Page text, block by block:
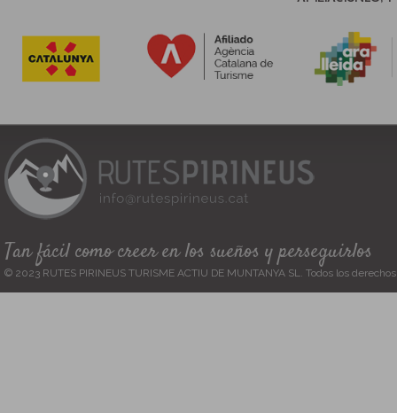
Tan fácil como creer en los sueños y perseguirlos
© 2023 RUTES PIRINEUS TURISME ACTIU DE MUNTANYA SL. Todos los